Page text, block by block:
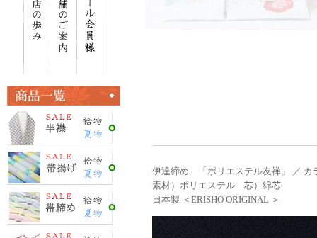
伊達締め 「ポリエステル友禅」 ／ カ
素材）ポリエステル 芯）綿芯
日本製 ＜ERISHO ORIGINAL ＞